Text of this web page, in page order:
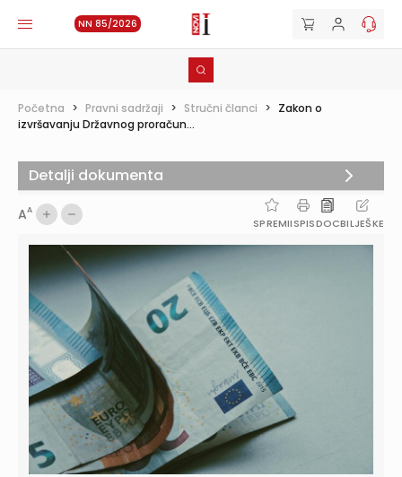
NN 85/2026
Početna > Pravni sadržaji > Stručni članci > Zakon o
izvršavanju Državnog proračun...
AA
SPREMIISPISDOCBILJEŠKE
Detalji dokumenta